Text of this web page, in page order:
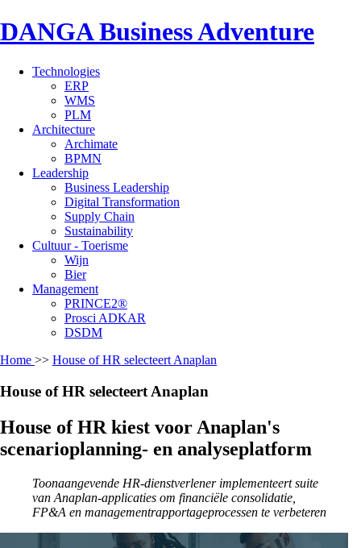
DANGA Business Adventure
Technologies
ERP
WMS
PLM
Architecture
Archimate
BPMN
Leadership
Business Leadership
Digital Transformation
Supply Chain
Sustainability
Cultuur - Toerisme
Wijn
Bier
Management
PRINCE2®
Prosci ADKAR
DSDM
Home >> House of HR selecteert Anaplan
House of HR selecteert Anaplan
House of HR kiest voor Anaplan's
scenarioplanning- en analyseplatform
Toonaangevende HR-dienstverlener implementeert suite
van Anaplan-applicaties om financiële consolidatie,
FP&A en managementrapportageprocessen te verbeteren